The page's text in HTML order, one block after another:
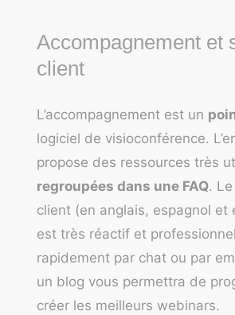
Accompagnement et
client
L’accompagnement est un
logiciel de visioconférence.
propose des ressources très
regroupées dans une FAQ.
client (en anglais, espagnol et
est très réactif et
rapidement par chat ou par
un blog vous permettra de
créer les meilleurs webinars.